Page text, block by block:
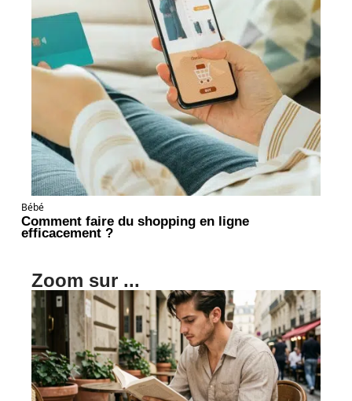
Bébé
Comment faire du shopping en ligne
efficacement ?
Zoom sur ...